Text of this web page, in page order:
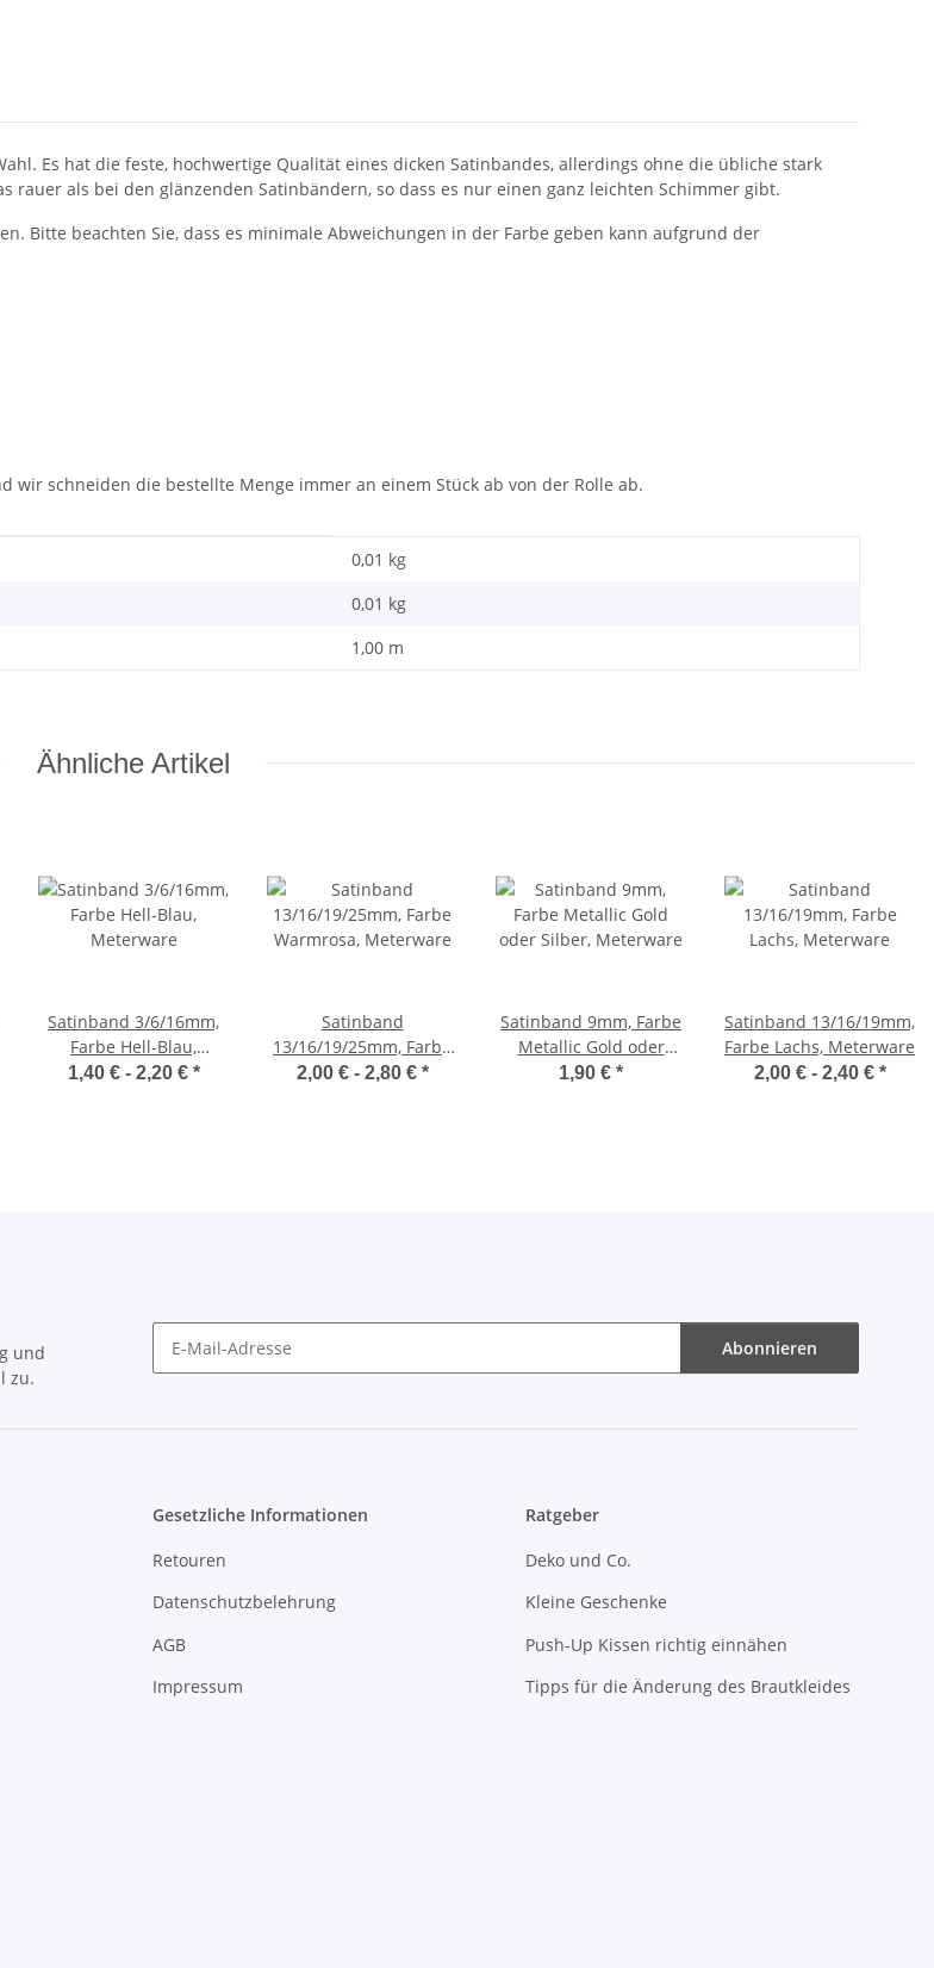
Es hat die feste, hochwertige Qualität eines dicken Satinbandes, allerdings ohne die übliche stark
als bei den glänzenden Satinbändern, so dass es nur einen ganz leichten Schimmer gibt.
Bitte beachten Sie, dass es minimale Abweichungen in der Farbe geben kann aufgrund der
schneiden die bestellte Menge immer an einem Stück ab von der Rolle ab.
0,01 kg
0,01 kg
1,00 m
Ähnliche Artikel
Satinband 3/6/16mm,
Farbe Hell-Blau,
Meterware
1,40 € - 2,20 € *
Satinband
13/16/19/25mm, Farbe
Warmrosa, Meterware
2,00 € - 2,80 € *
Satinband 9mm, Farbe
Metallic Gold oder
Silber, Meterware
1,90 € *
Satinband 13/16/19mm,
Farbe Lachs, Meterware
2,00 € - 2,40 € *
und
zu.
Abonnieren
Gesetzliche Informationen
Retouren
Datenschutzbelehrung
AGB
Impressum
Ratgeber
Deko und Co.
Kleine Geschenke
Push-Up Kissen richtig einnähen
Tipps für die Änderung des Brautkleides